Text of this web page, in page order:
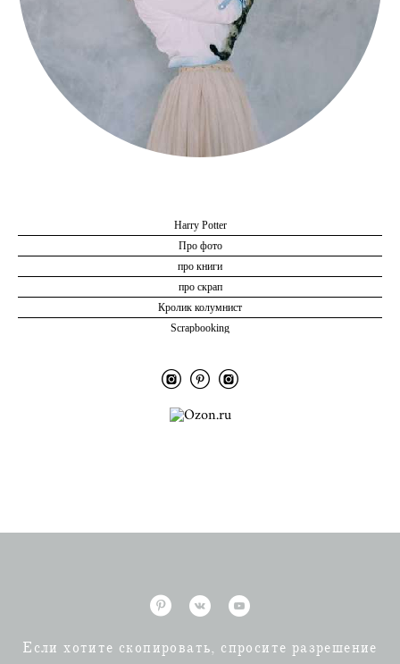
Harry Potter
Про фото
про книги
про скрап
Кролик колумнист
Scrapbooking
Если хотите скопировать, спросите разрешение